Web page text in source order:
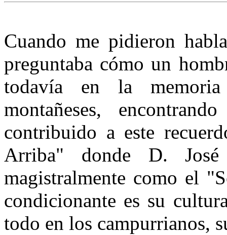
Cuando me pidieron
preguntaba cómo un
todavía en la
montañeses,
contribuido a este
Arri­ba" donde D.
magistralmente co­mo el
condicionante es su
todo en los campurrianos,